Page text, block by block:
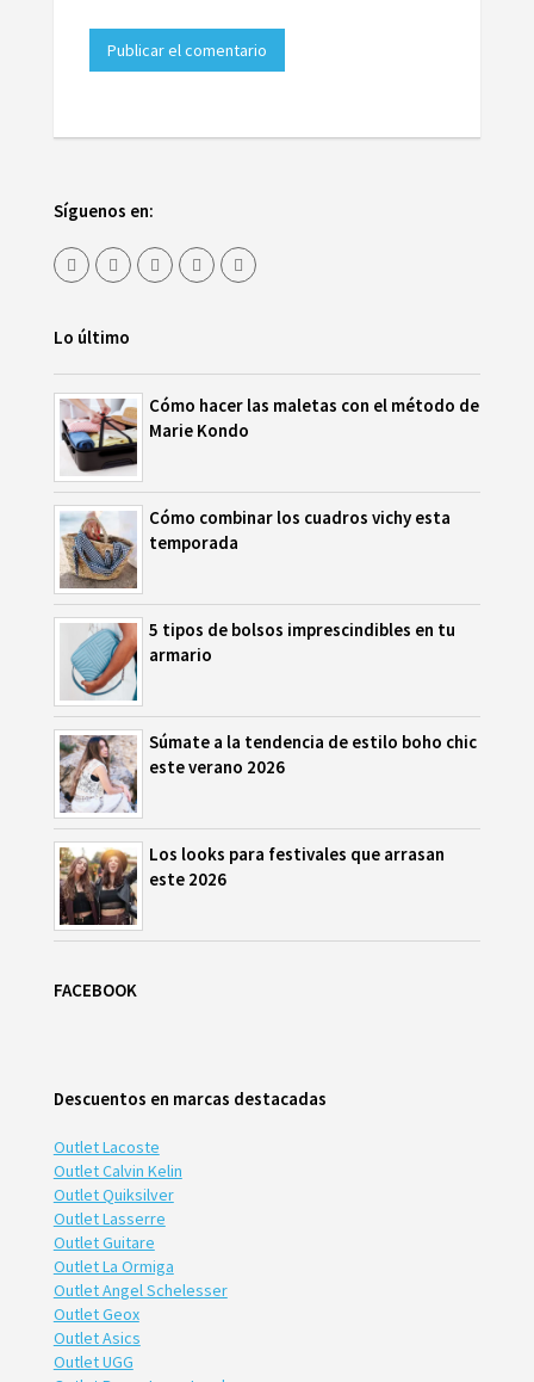
Síguenos en:
Lo último
Cómo hacer las maletas con el método de
Marie Kondo
Cómo combinar los cuadros vichy esta
temporada
5 tipos de bolsos imprescindibles en tu
armario
Súmate a la tendencia de estilo boho chic
este verano 2026
Los looks para festivales que arrasan
este 2026
FACEBOOK
Descuentos en marcas destacadas
Outlet Lacoste
Outlet Calvin Kelin
Outlet Quiksilver
Outlet Lasserre
Outlet Guitare
Outlet La Ormiga
Outlet Angel Schelesser
Outlet Geox
Outlet Asics
Outlet UGG